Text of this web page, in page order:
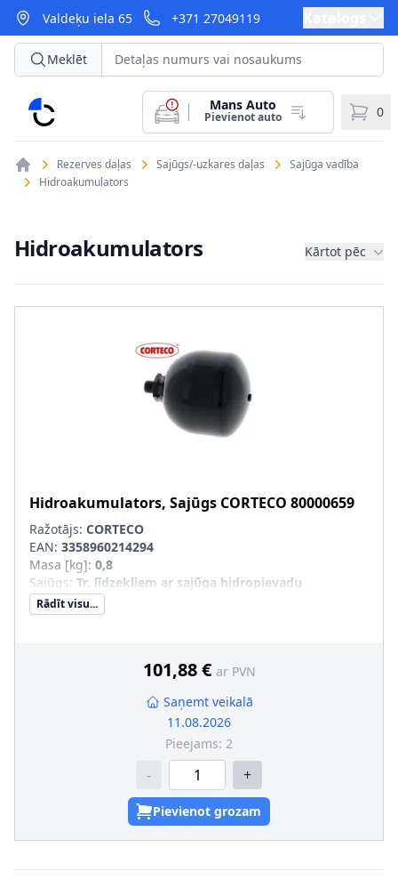
Valdeķu iela 65 +371 27049119
CarParts
Meklēt
Mans Auto
Pievienot auto 0
Rezerves daļas Sajūgs/-uzkares daļas
Sajūga vadība
Hidroakumulators
Hidroakumulators Kārtot pēc
Hidroakumulators, Sajūgs CORTECO 80000659
Ražotājs: CORTECO
EAN: 3358960214294
Masa [kg]: 0,8
Sajūgs: Tr. līdzekļiem ar sajūga hidropievadu
Rādīt visu...
101,88 € ar PVN
Saņemt veikalā
11.08.2026
Pieejams: 2
- +
Pievienot grozam